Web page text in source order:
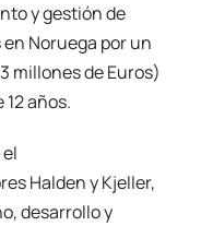
y gestión de
Noruega por un
millones de Euros)
años.
Halden y Kjeller,
desarrollo y